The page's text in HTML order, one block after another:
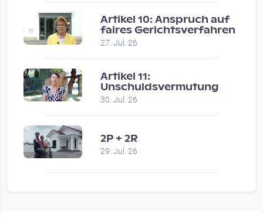
Artikel 10: Anspruch auf
faires Gerichtsverfahren
27. Jul. 26
Artikel 11:
Unschuldsvermutung
30. Jul. 26
2P + 2R
29. Jul. 26